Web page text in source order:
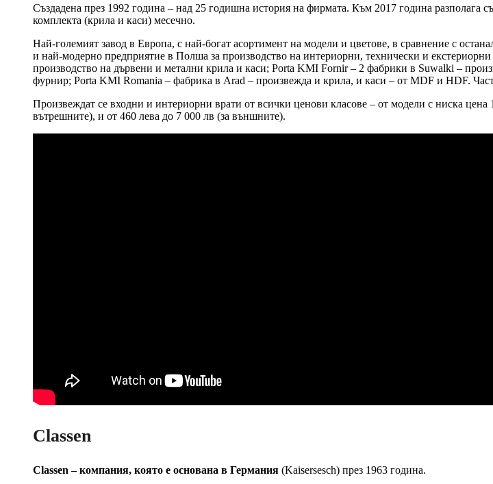
Създадена през 1992 година – над 25 годишна история на фирмата. Към 2017 година разполага
комплекта (крила и каси) месечно.
Най-големият завод в Европа, с най-богат асортимент на модели и цветове, в сравнение с
и най-модерно предприятие в Полша за производство на интериорни, технически и
производство на дървени и метални крила и каси; Porta KMI Fornir – 2 фабрики в Suwalki –
фурнир; Porta KMI Romania – фабрика в Arad – произвежда и крила, и каси – от MDF и HDF. Част
Произвеждат се входни и интериорни врати от всички ценови класове – от модели с ниска цена
вътрешните), и от 460 лева до 7 000 лв (за външните).
Classen
Classen – компания, която е основана в Германия(Kaisersesch) през 1963 година.